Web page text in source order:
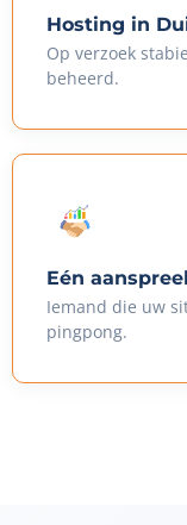
Hosting in
Op verzoek
beheerd.
Eén
Iemand die uw
pingpong.